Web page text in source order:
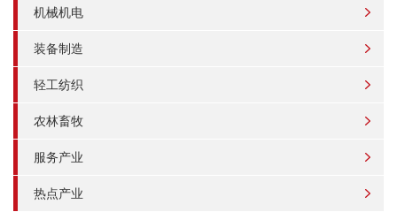
机械机电
装备制造
轻工纺织
农林畜牧
服务产业
热点产业